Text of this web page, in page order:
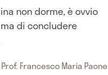
non dorme, è ovvio
di concludere
Prof. Francesco Maria Paone